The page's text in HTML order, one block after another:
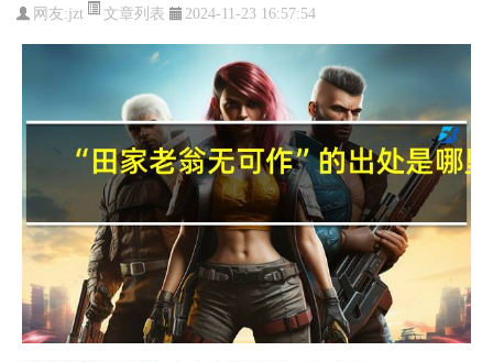
网友:jzt 文章列表 2024-11-23 16:57:54